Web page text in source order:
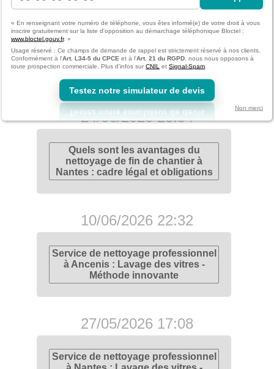
« En renseignant votre numéro de téléphone, vous êtes informé(e) de votre droit à vous
inscrire gratuitement sur la liste d'opposition au démarchage téléphonique Bloctel :
www.bloctel.gouv.fr. »
Usage réservé : Ce champs de demande de rappel est strictement réservé à nos clients.
Conformément à l'Art. L34-5 du CPCE et à l'Art. 21 du RGPD , nous nous opposons à
toute prospection commerciale. Plus d'infos sur CNIL et Signal-Spam
Testez notre simulateur de devis
Non merci
08/07/2026 23:29
Entreprise de nettoyage à Nantes :
Normes et certifications pour un
lavage de vitres impeccable
24/06/2026 23:54
Quels sont les avantages du
nettoyage de fin de chantier à
Nantes : cadre légal et obligations
10/06/2026 22:32
Service de nettoyage professionnel
à Ancenis : Lavage des vitres -
Méthode innovante
27/05/2026 17:08
Service de nettoyage professionnel